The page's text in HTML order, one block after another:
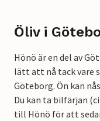
Öliv i
Hönö är en del av
lätt att nå tack vare
Göteborg. Ön kan
Du kan ta bilfärjan
till Hönö för att